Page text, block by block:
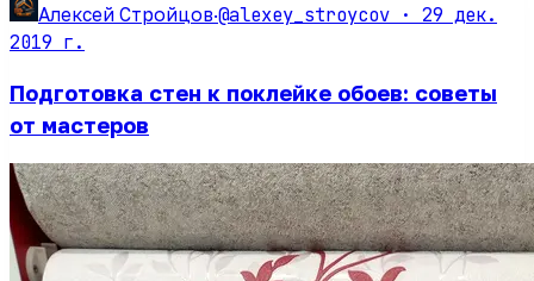
Алексей Стройцов·@alexey_stroycov · 29 дек.
2019 г.
Подготовка стен к поклейке обоев: советы
от мастеров